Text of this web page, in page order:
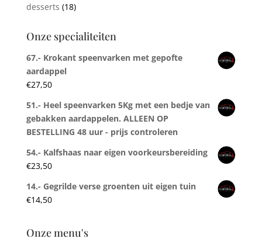
desserts (18)
Onze specialiteiten
67.- Krokant speenvarken met gepofte
aardappel
€27,50
51.- Heel speenvarken 5Kg met een bedje van
gebakken aardappelen. ALLEEN OP
BESTELLING 48 uur - prijs controleren
54.- Kalfshaas naar eigen voorkeursbereiding
€23,50
14.- Gegrilde verse groenten uit eigen tuin
€14,50
Onze menu's